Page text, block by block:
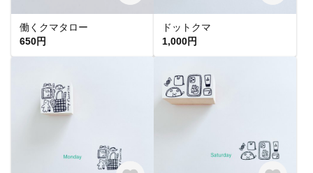
働くクマタロー
650円
ドットクマ
1,000円